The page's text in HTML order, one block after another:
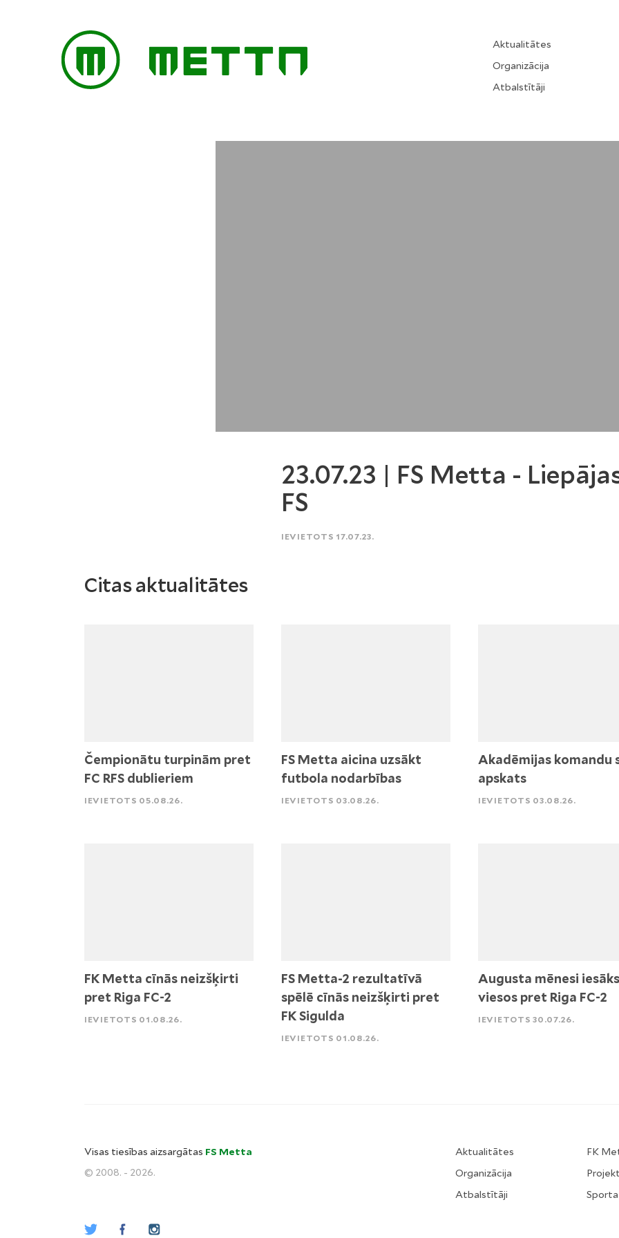
Aktualitātes
Organizācija
Atbalstītāji
23.07.23 | FS Metta -
FS
IEVIETOTS 17.07.23.
Citas aktualitātes
Čempionātu turpinām pret
FC RFS dublieriem
IEVIETOTS 05.08.26.
FS Metta aicina uzsākt
futbola nodarbības
IEVIETOTS 03.08.26.
Akadēmijas komandu
apskats
IEVIETOTS 03.08.26.
FK Metta cīnās neizšķirti
pret Riga FC-2
IEVIETOTS 01.08.26.
FS Metta-2 rezultatīvā
spēlē cīnās neizšķirti pret
FK Sigulda
IEVIETOTS 01.08.26.
Augusta mēnesi
viesos pret Riga FC-2
IEVIETOTS 30.07.26.
Visas tiesības aizsargātas FS Metta
© 2008. - 2026.
Aktualitātes
Organizācija
Atbalstītāji
FK